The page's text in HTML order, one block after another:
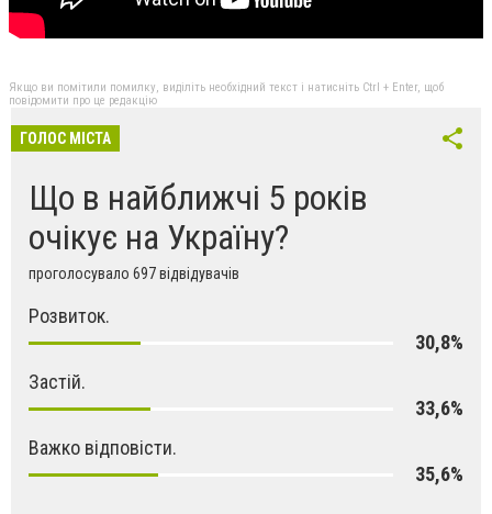
Якщо ви помітили помилку, виділіть необхідний текст і натисніть Ctrl + Enter, щоб
повідомити про це редакцію
ГОЛОС МІСТА
Що в найближчі 5 років
очікує на Україну?
проголосувало 697 відвідувачів
Розвиток.
30,8%
Застій.
33,6%
Важко відповісти.
35,6%